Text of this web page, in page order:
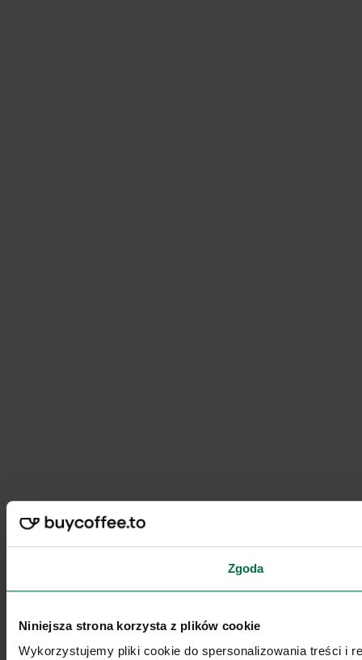
Zgoda
Niniejsza strona korzysta z plików cookie
Wykorzystujemy pliki cookie do spersonalizowania treści i